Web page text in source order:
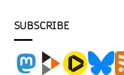
SUBSCRIBE